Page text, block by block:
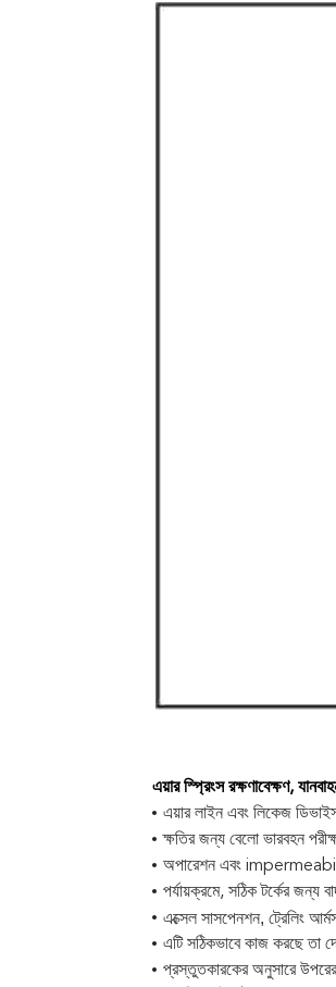
এয়ার স্প্রিংস রক্ষণাবেক্ষণ,
এয়ার লাইন এবং লিকেজ
ক্ষতির জন্য বেলো ভারবহন
অপারেশন এবং
পর্যায়ক্রমে, সঠিক টর্কের জন্য
এক্সেল সাসপেনশন, ট্রেলিং
এটি সঠিকভাবে কাজ করছে তা
প্রস্তুতকারকের অনুসারে